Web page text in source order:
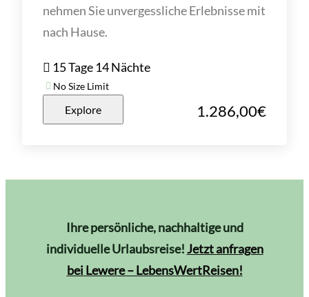
nehmen Sie unvergessliche Erlebnisse mit
nach Hause.
15 Tage 14 Nächte
No Size Limit
Explore 1.286,00€
Ihre persönliche, nachhaltige und
individuelle Urlaubsreise!Jetzt anfragen
bei Lewere – LebensWertReisen!